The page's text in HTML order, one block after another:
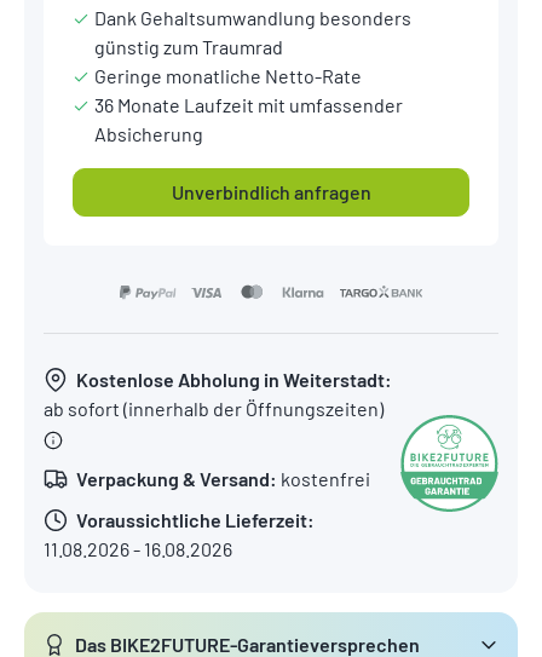
Dank Gehaltsumwandlung besonders
günstig zum Traumrad
Geringe monatliche Netto-Rate
36 Monate Laufzeit mit umfassender
Absicherung
Unverbindlich anfragen
Kostenlose Abholung in Weiterstadt:
ab sofort (innerhalb der Öffnungszeiten)
Verpackung & Versand: kostenfrei
Voraussichtliche Lieferzeit:
11.08.2026 - 16.08.2026
Das BIKE2FUTURE-Garantieversprechen